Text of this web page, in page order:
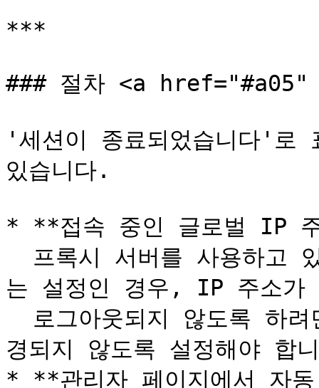
***
### 절차 <a
'세션이 종료되었습니다'로
있습니다.
* **접속 중인 글로벌 IP
는 설정인 경우, IP 주소가
경되지 않도록 설정해야 합
* **관리자 페이지에서 자